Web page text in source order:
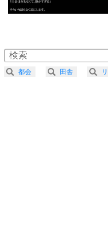
人生、な
気楽に生きる
4 器の大き
プラス思考
2.0倍速 （360KB 1分
2.5倍速 （288KB 1分
3.0倍速 （240KB 1分1
都会 田舎